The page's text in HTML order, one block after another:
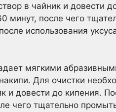
в чайник и довести
минут, после чего
использования
мягкими
Для очистки
и довести до кипения.
чего тщательно